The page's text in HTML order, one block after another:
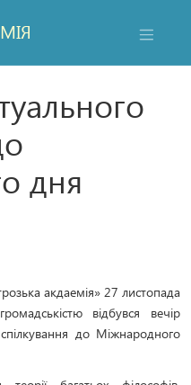
дня
акдаемія» 27 листопада
відбувся вечір
до Міжнародного